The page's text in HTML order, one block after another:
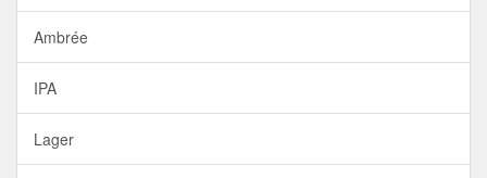
Ambrée
IPA
Lager